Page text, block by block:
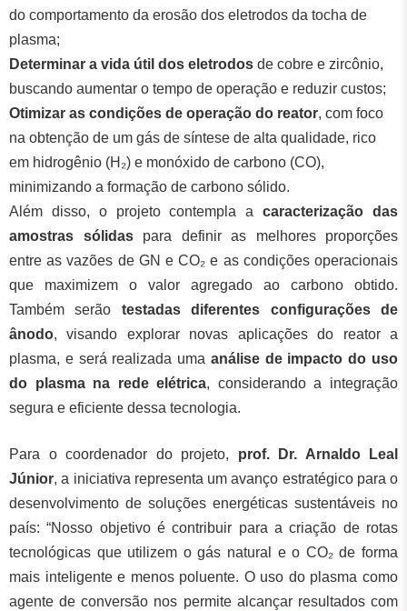
do comportamento da erosão dos eletrodos da tocha de
plasma;
Determinar a vida útil dos eletrodos de cobre e zircônio,
buscando aumentar o tempo de operação e reduzir custos;
Otimizar as condições de operação do reator, com foco
na obtenção de um gás de síntese de alta qualidade, rico
em hidrogênio (H₂) e monóxido de carbono (CO),
minimizando a formação de carbono sólido.
Além disso, o projeto contempla acaracterização das
amostras sólidaspara definir as melhores proporções
entre as vazões de GN e CO₂ e as condições operacionais
que maximizem o valor agregado ao carbono obtido.
Também serão testadas diferentes configurações de
ânodo, visando explorar novas aplicações do reator a
plasma, e será realizada uma análise de impacto do uso
do plasma na rede elétrica, considerando a integração
segura e eficiente dessa tecnologia.
Para o coordenador do projeto, prof. Dr. Arnaldo Leal
Júnior, a iniciativa representa um avanço estratégico para o
desenvolvimento de soluções energéticas sustentáveis no
país: “Nosso objetivo é contribuir para a criação de rotas
tecnológicas que utilizem o gás natural e o CO₂ de forma
mais inteligente e menos poluente. O uso do plasma como
agente de conversão nos permite alcançar resultados com